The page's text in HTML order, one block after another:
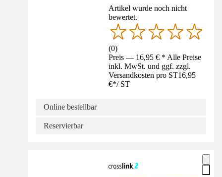
Artikel wurde noch nicht
bewertet.
(0)
Preis — 16,95 € * Alle Preise
inkl. MwSt. und ggf. zzgl.
Versandkosten pro ST16,95
€*/ ST
Online bestellbar
Reservierbar